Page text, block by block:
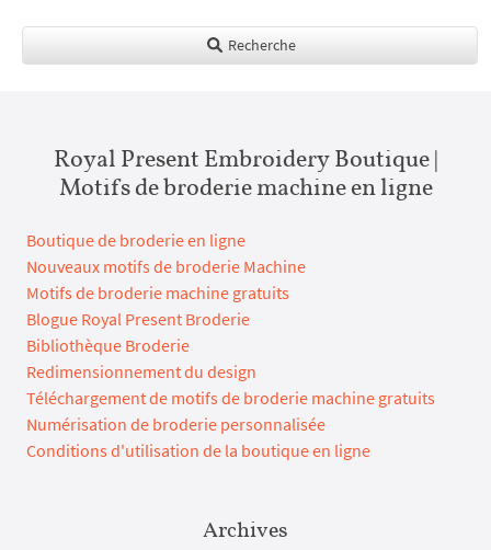
Recherche
Royal Present Embroidery Boutique |
Motifs de broderie machine en ligne
Boutique de broderie en ligne
Nouveaux motifs de broderie Machine
Motifs de broderie machine gratuits
Blogue Royal Present Broderie
Bibliothèque Broderie
Redimensionnement du design
Téléchargement de motifs de broderie machine gratuits
Numérisation de broderie personnalisée
Conditions d'utilisation de la boutique en ligne
Archives